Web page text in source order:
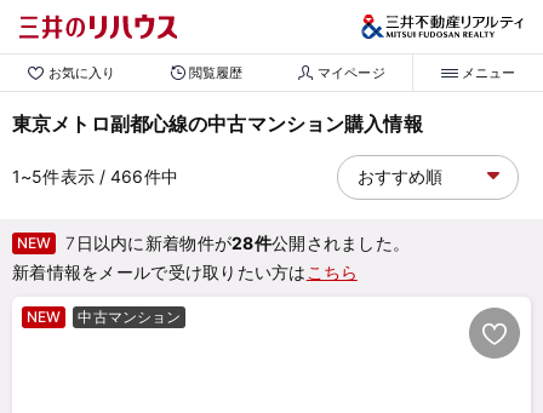
お気に入り 閲覧履歴 マイページ メニュー
東京メトロ副都心線の中古マンション購入情報
1~5件表示/ 466件中
NEW 7日以内に新着物件が28件公開されました。
新着情報をメールで受け取りたい方は こちら
NEW 中古マンション